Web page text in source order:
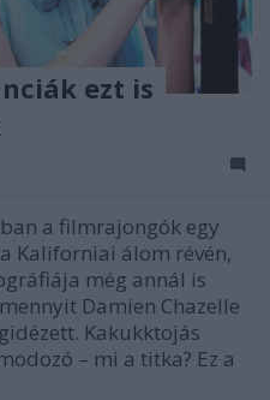
ezt is
a filmrajongók egy
Kaliforniai álom révén,
még annál is
Damien Chazelle
Kakukktojás
– mi a titka? Ez a